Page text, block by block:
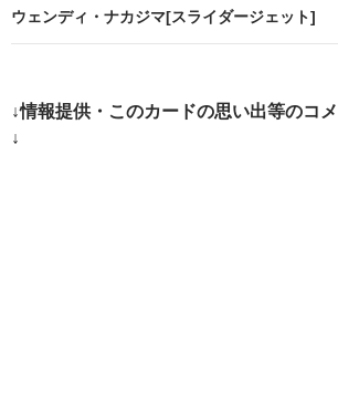
ビ
ー
シ
ウェンディ・ナカジマ[スライダージェット]
↓情報提供・このカードの思い出等のコ
↓